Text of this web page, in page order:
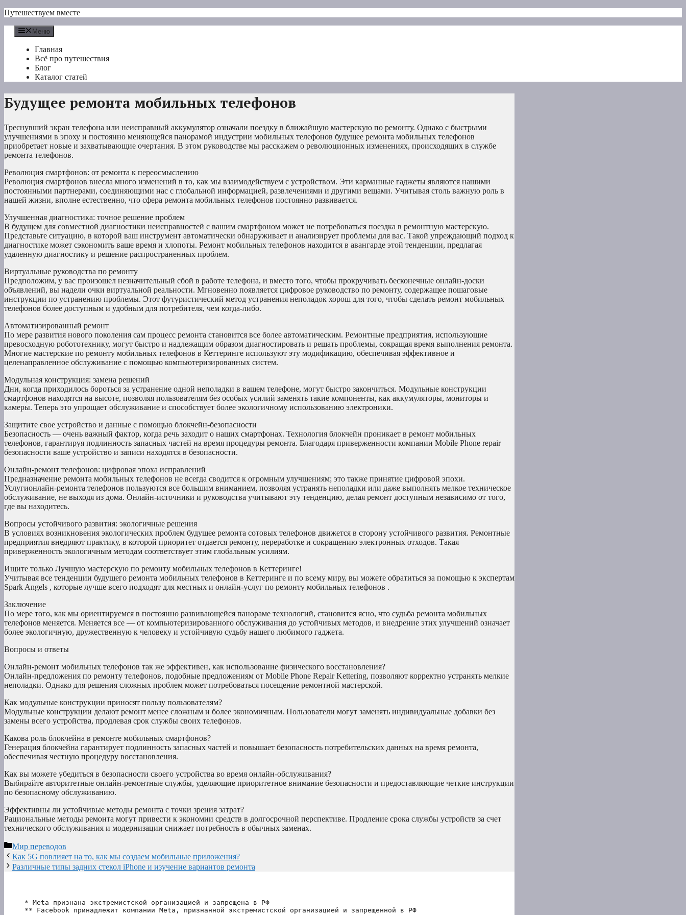
Перейти
содержимому
Путешествуем вместе
Меню
Главная
Всё про путешествия
Блог
Каталог статей
Будущее ремонта мобильных телефонов
Треснувший экран телефона или неисправный аккумулятор означали поездку в ближайшую мастерскую по ремонту. Однако с быстрыми
улучшениями в эпоху и постоянно меняющейся панорамой индустрии мобильных телефонов будущее ремонта мобильных телефонов
приобретает новые и захватывающие очертания. В этом руководстве мы расскажем о революционных изменениях, происходящих в службе
ремонта телефонов.
Революция смартфонов: от ремонта к переосмыслению
Революция смартфонов внесла много изменений в то, как мы взаимодействуем с устройством. Эти карманные гаджеты являются нашими
постоянными партнерами, соединяющими нас с глобальной информацией, развлечениями и другими вещами. Учитывая столь важную роль в
нашей жизни, вполне естественно, что сфера ремонта мобильных телефонов постоянно развивается.
Улучшенная диагностика: точное решение проблем
В будущем для совместной диагностики неисправностей с вашим смартфоном может не потребоваться поездка в ремонтную мастерскую.
Представьте ситуацию, в которой ваш инструмент автоматически обнаруживает и анализирует проблемы для вас. Такой упреждающий подход к
диагностике может сэкономить ваше время и хлопоты. Ремонт мобильных телефонов находится в авангарде этой тенденции, предлагая
удаленную диагностику и решение распространенных проблем.
Виртуальные руководства по ремонту
Предположим, у вас произошел незначительный сбой в работе телефона, и вместо того, чтобы прокручивать бесконечные онлайн-доски
объявлений, вы надели очки виртуальной реальности. Мгновенно появляется цифровое руководство по ремонту, содержащее пошаговые
инструкции по устранению проблемы. Этот футуристический метод устранения неполадок хорош для того, чтобы сделать ремонт мобильных
телефонов более доступным и удобным для потребителя, чем когда-либо.
Автоматизированный ремонт
По мере развития нового поколения сам процесс ремонта становится все более автоматическим. Ремонтные предприятия, использующие
превосходную робототехнику, могут быстро и надлежащим образом диагностировать и решать проблемы, сокращая время выполнения ремонта.
Многие мастерские по ремонту мобильных телефонов в Кеттеринге используют эту модификацию, обеспечивая эффективное и
целенаправленное обслуживание с помощью компьютеризированных систем.
Модульная конструкция: замена решений
Дни, когда приходилось бороться за устранение одной неполадки в вашем телефоне, могут быстро закончиться. Модульные конструкции
смартфонов находятся на высоте, позволяя пользователям без особых усилий заменять такие компоненты, как аккумуляторы, мониторы и
камеры. Теперь это упрощает обслуживание и способствует более экологичному использованию электроники.
Защитите свое устройство и данные с помощью блокчейн-безопасности
Безопасность — очень важный фактор, когда речь заходит о наших смартфонах. Технология блокчейн проникает в ремонт мобильных
телефонов, гарантируя подлинность запасных частей на время процедуры ремонта. Благодаря приверженности компании Mobile Phone repair
безопасности ваше устройство и записи находятся в безопасности.
Онлайн-ремонт телефонов: цифровая эпоха исправлений
Предназначение ремонта мобильных телефонов не всегда сводится к огромным улучшениям; это также принятие цифровой эпохи.
Услугионлайн-ремонта телефонов пользуются все большим вниманием, позволяя устранять неполадки или даже выполнять мелкое техническое
обслуживание, не выходя из дома. Онлайн-источники и руководства учитывают эту тенденцию, делая ремонт доступным независимо от того,
где вы находитесь.
Вопросы устойчивого развития: экологичные решения
В условиях возникновения экологических проблем будущее ремонта сотовых телефонов движется в сторону устойчивого развития. Ремонтные
предприятия внедряют практику, в которой приоритет отдается ремонту, переработке и сокращению электронных отходов. Такая
приверженность экологичным методам соответствует этим глобальным усилиям.
Ищите только Лучшую мастерскую по ремонту мобильных телефонов в Кеттеринге!
Учитывая все тенденции будущего ремонта мобильных телефонов в Кеттеринге и по всему миру, вы можете обратиться за помощью к экспертам
Spark Angels , которые лучше всего подходят для местных и онлайн-услуг по ремонту мобильных телефонов .
Заключение
По мере того, как мы ориентируемся в постоянно развивающейся панораме технологий, становится ясно, что судьба ремонта мобильных
телефонов меняется. Меняется все — от компьютеризированного обслуживания до устойчивых методов, и внедрение этих улучшений означает
более экологичную, дружественную к человеку и устойчивую судьбу нашего любимого гаджета.
Вопросы и ответы
Онлайн-ремонт мобильных телефонов так же эффективен, как использование физического восстановления?
Онлайн-предложения по ремонту телефонов, подобные предложениям от Mobile Phone Repair Kettering, позволяют корректно устранять мелкие
неполадки. Однако для решения сложных проблем может потребоваться посещение ремонтной мастерской.
Как модульные конструкции приносят пользу пользователям?
Модульные конструкции делают ремонт менее сложным и более экономичным. Пользователи могут заменять индивидуальные добавки без
замены всего устройства, продлевая срок службы своих телефонов.
Какова роль блокчейна в ремонте мобильных смартфонов?
Генерация блокчейна гарантирует подлинность запасных частей и повышает безопасность потребительских данных на время ремонта,
обеспечивая честную процедуру восстановления.
Как вы можете убедиться в безопасности своего устройства во время онлайн-обслуживания?
Выбирайте авторитетные онлайн-ремонтные службы, уделяющие приоритетное внимание безопасности и предоставляющие четкие инструкции
по безопасному обслуживанию.
Эффективны ли устойчивые методы ремонта с точки зрения затрат?
Рациональные методы ремонта могут привести к экономии средств в долгосрочной перспективе. Продление срока службы устройств за счет
технического обслуживания и модернизации снижает потребность в обычных заменах.
Рубрики
Мир переводов
Как 5G повлияет на то, как мы создаем мобильные приложения?
Различные типы задних стекол iPhone и изучение вариантов ремонта
* Meta признана экстремистской организацией и запрещена в РФ
** Facebook принадлежит компании Meta, признанной экстремистской организацией и запрещенной в РФ